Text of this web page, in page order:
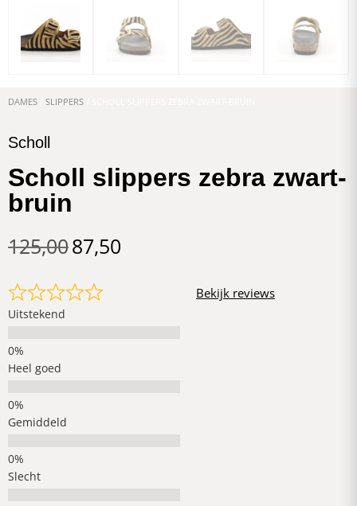
DAMES SLIPPERS
Scholl
Scholl slippers zebra zwart-
bruin
125,0087,50
Uitstekend
Heel goed
Gemiddeld
Slecht
Bekijk reviews